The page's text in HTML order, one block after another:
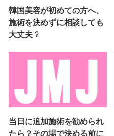
韓国美容が初めての方へ、
施術を決めずに相談しても
大丈夫？
当日に追加施術を勧められ
たら？その場で決める前に